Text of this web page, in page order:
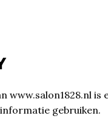
www.salon1828.nl
gebruiken.